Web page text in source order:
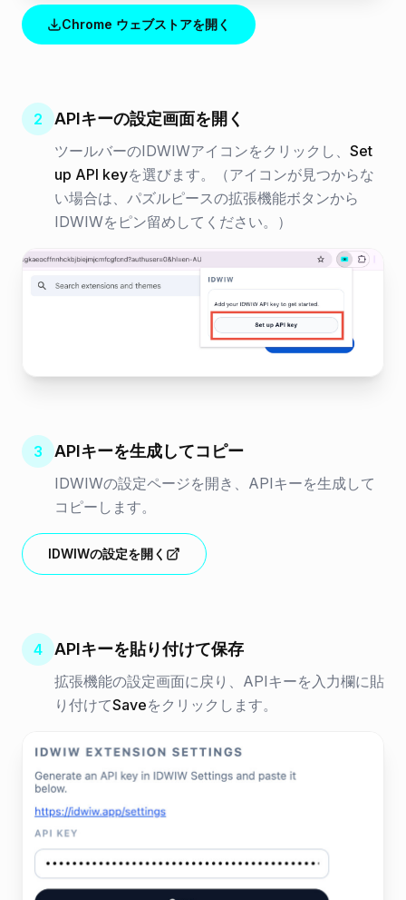
Chrome ウェブストアを開く
2 APIキーの設定画面を開く
ツールバーのIDWIWアイコンをクリックし、 Set
up API keyを選びます。（アイコンが見つからな
い場合は、パズルピースの拡張機能ボタンから
IDWIWをピン留めしてください。）
3 APIキーを生成してコピー
IDWIWの設定ページを開き、APIキーを生成して
コピーします。
IDWIWの設定を開く
4 APIキーを貼り付けて保存
拡張機能の設定画面に戻り、APIキーを入力欄に貼
り付けてSaveをクリックします。